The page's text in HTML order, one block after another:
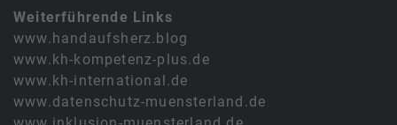
Weiterführende Links
www.handaufsherz.blog
www.kh-kompetenz-plus.de
www.kh-international.de
www.datenschutz-muensterland.de